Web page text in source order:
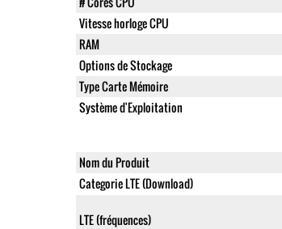
Vitesse horloge CPU
RAM
Options de Stockage
Type Carte Mémoire
Système d'Exploitation
Nom du Produit
Categorie LTE (Download)
LTE (fréquences)